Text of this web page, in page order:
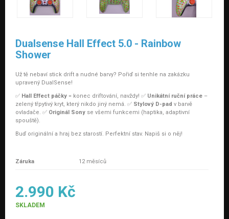
Dualsense Hall Effect 5.0 - Rainbow
Shower
Už tě nebaví stick drift a nudné barvy? Pořiď si tenhle na zakázku
upravený DualSense!
✅ Hall Effect páčky = konec driftování, navždy! ✅ Unikátní ruční práce –
zelený třpytivý kryt, který nikdo jiný nemá. ✅ Stylový D-pad v barvě
ovladače. ✅ Originál Sony se všemi funkcemi (haptika, adaptivní
spouště).
Buď originální a hraj bez starostí. Perfektní stav. Napiš si o něj!
Pouze ovladač bez krabičky
Záruka 12 měsíců
2.990 Kč
SKLADEM